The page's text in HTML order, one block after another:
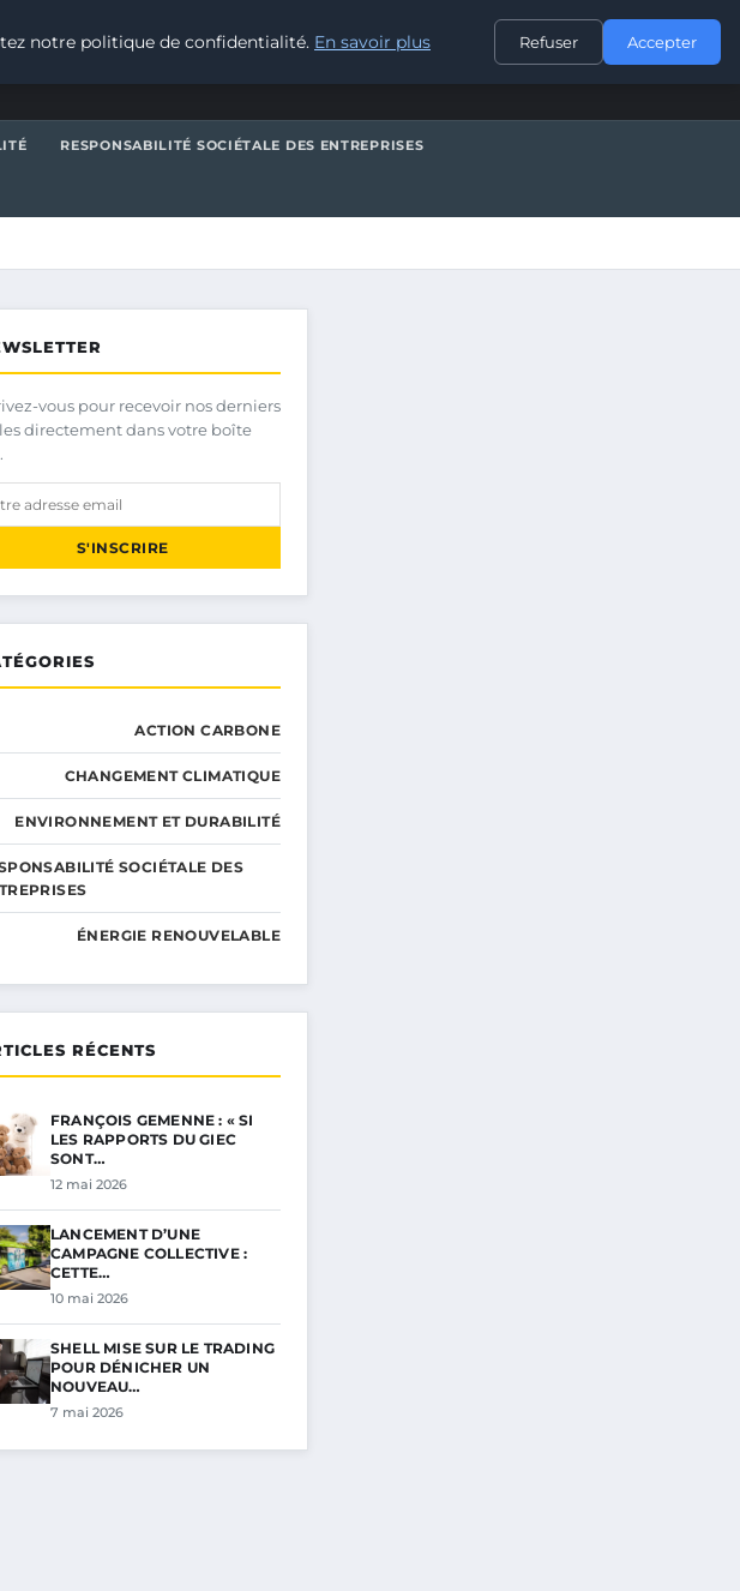
CONTACT
RESPONSABILITÉ SOCIÉTALE DES ENTREPRISES
vous pour recevoir nos derniers
directement dans votre boîte
S'INSCRIRE
ACTION CARBONE
CHANGEMENT CLIMATIQUE
ENVIRONNEMENT ET DURABILITÉ
SOCIÉTALE DES
ÉNERGIE RENOUVELABLE
RÉCENTS
FRANÇOIS GEMENNE : « SI
LES RAPPORTS DU GIEC
SONT…
12 mai 2026
LANCEMENT D’UNE
CAMPAGNE COLLECTIVE :
CETTE…
10 mai 2026
SHELL MISE SUR LE TRADING
POUR DÉNICHER UN
NOUVEAU…
7 mai 2026
notre politique de confidentialité. En savoir plus Refuser Accepter